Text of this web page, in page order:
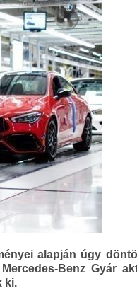
alapján úgy
Benz Gyár
ki.